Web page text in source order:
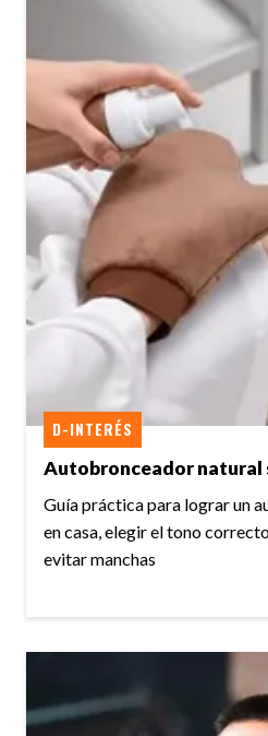
Autobronceador natural
D-INTERÉS
Guía práctica para lograr un
en casa, elegir el tono
evitar manchas